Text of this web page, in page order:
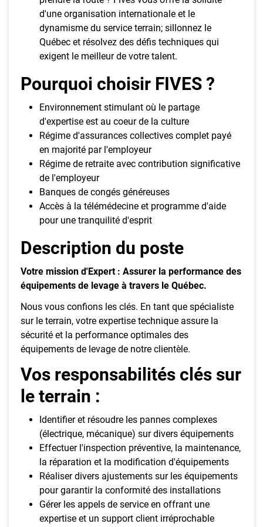
d'une organisation internationale et le
dynamisme du service terrain; sillonnez le
Québec et résolvez des défis techniques qui
exigent le meilleur de votre talent.
Pourquoi choisir FIVES ?
Environnement stimulant où le partage
d'expertise est au coeur de la culture
Régime d'assurances collectives complet payé
en majorité par l'employeur
Régime de retraite avec contribution significative
de l'employeur
Banques de congés généreuses
Accès à la télémédecine et programme d'aide
pour une tranquilité d'esprit
Description du poste
Votre mission d'Expert : Assurer la performance des
équipements de levage à travers le Québec.
Nous vous confions les clés. En tant que spécialiste
sur le terrain, votre expertise technique assure la
sécurité et la performance optimales des
équipements de levage de notre clientèle.
Vos responsabilités clés sur
le terrain :
Identifier et résoudre les pannes complexes
(électrique, mécanique) sur divers équipements
Effectuer l'inspection préventive, la maintenance,
la réparation et la modification d'équipements
Réaliser divers ajustements sur les équipements
pour garantir la conformité des installations
Gérer les appels de service en offrant une
expertise et un support client irréprochable